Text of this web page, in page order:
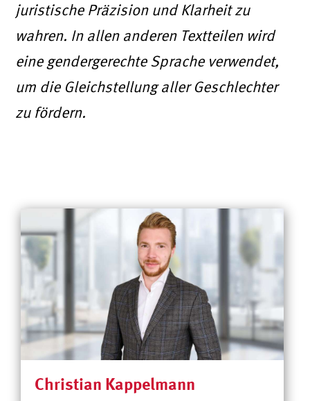
juristische Präzision und Klarheit zu
wahren. In allen anderen Textteilen wird
eine gendergerechte Sprache verwendet,
um die Gleichstellung aller Geschlechter
zu fördern.
Christian Kappelmann